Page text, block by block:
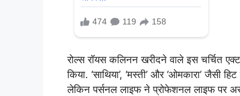
रोल्स रॉयस कलिनन खरीदने वाले इस चर्चित
किया. ‘साथिया’, ‘मस्ती’ और ‘ओमकारा’ जैसी
लेकिन पर्सनल लाइफ ने प्रोफेशनल लाइफ पर